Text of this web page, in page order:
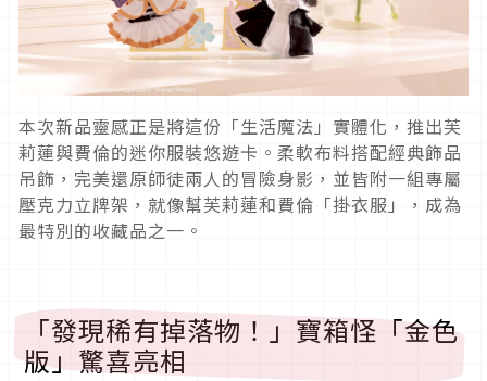
本次新品靈感正是將這份「生活魔法」實體化，推出芙
莉蓮與費倫的迷你服裝悠遊卡。柔軟布料搭配經典飾品
吊飾，完美還原師徒兩人的冒險身影，並皆附一組專屬
壓克力立牌架，就像幫芙莉蓮和費倫「掛衣服」，成為
最特別的收藏品之一。
「發現稀有掉落物！」寶箱怪「金色
版」驚喜亮相